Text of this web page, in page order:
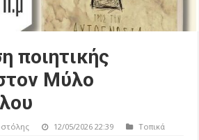
ποιητικής
Μύλο
12/05/2026 22:39 Τοπικά